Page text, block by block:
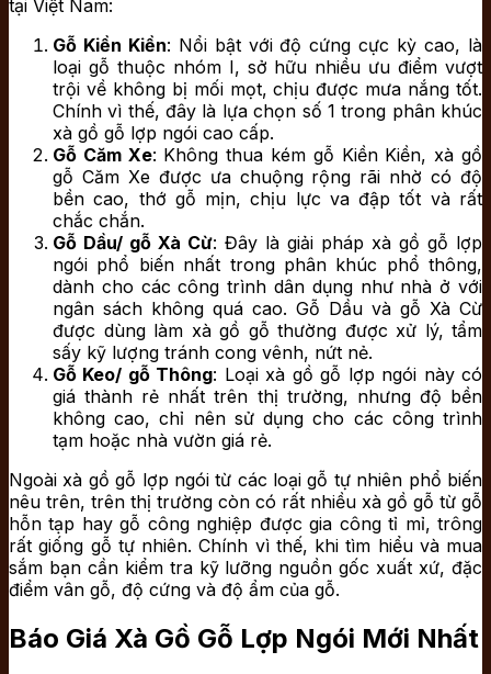
tại Việt Nam:
Gỗ Kiền Kiền: Nổi bật với độ cứng cực kỳ cao, là
loại gỗ thuộc nhóm I, sở hữu nhiều ưu điểm vượt
trội về không bị mối mọt, chịu được mưa nắng tốt.
Chính vì thế, đây là lựa chọn số 1 trong phân khúc
xà gồ gỗ lợp ngói cao cấp.
Gỗ Căm Xe: Không thua kém gỗ Kiền Kiền, xà gồ
gỗ Căm Xe được ưa chuộng rộng rãi nhờ có độ
bền cao, thớ gỗ mịn, chịu lực va đập tốt và rất
chắc chắn.
Gỗ Dầu/ gỗ Xà Cừ: Đây là giải pháp xà gồ gỗ lợp
ngói phổ biến nhất trong phân khúc phổ thông,
dành cho các công trình dân dụng như nhà ở với
ngân sách không quá cao. Gỗ Dầu và gỗ Xà Cừ
được dùng làm xà gồ gỗ thường được xử lý, tẩm
sấy kỹ lượng tránh cong vênh, nứt nẻ.
Gỗ Keo/ gỗ Thông: Loại xà gồ gỗ lợp ngói này có
giá thành rẻ nhất trên thị trường, nhưng độ bền
không cao, chỉ nên sử dụng cho các công trình
tạm hoặc nhà vườn giá rẻ.
Ngoài xà gồ gỗ lợp ngói từ các loại gỗ tự nhiên phổ biến
nêu trên, trên thị trường còn có rất nhiều xà gồ gỗ từ gỗ
hỗn tạp hay gỗ công nghiệp được gia công tỉ mỉ, trông
rất giống gỗ tự nhiên. Chính vì thế, khi tìm hiểu và mua
sắm bạn cần kiểm tra kỹ lưỡng nguồn gốc xuất xứ, đặc
điểm vân gỗ, độ cứng và độ ẩm của gỗ.
Báo Giá Xà Gồ Gỗ Lợp Ngói Mới Nhất